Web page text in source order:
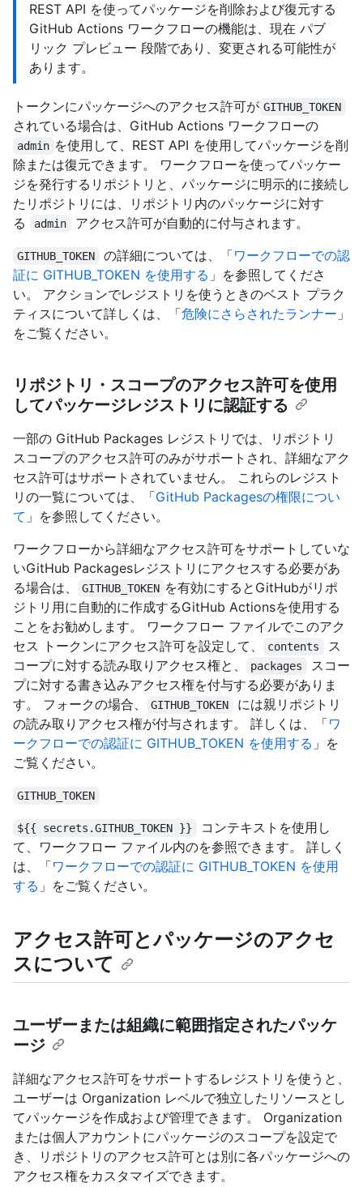
REST API を使ってパッケージを削除および復元する
GitHub Actions ワークフローの機能は、現在 パブ
リック プレビュー 段階であり、変更される可能性が
あります。
トークンにパッケージへのアクセス許可が GITHUB_TOKEN
されている場合は、GitHub Actions ワークフローの
admin を使用して、REST API を使用してパッケージを削
除または復元できます。 ワークフローを使ってパッケー
ジを発行するリポジトリと、パッケージに明示的に接続し
たリポジトリには、リポジトリ内のパッケージに対す
る
admin アクセス許可が自動的に付与されます。
GITHUB_TOKEN の詳細については、「ワークフローでの認
証に GITHUB_TOKEN を使用する 」を参照してくださ
い。 アクションでレジストリを使うときのベスト プラク
ティスについて詳しくは、「危険にさらされたランナー 」
をご覧ください。
リポジトリ・スコープのアクセス許可を使用
してパッケージレジストリに認証する
一部の GitHub Packages レジストリでは、リポジトリ
スコープのアクセス許可のみがサポートされ、詳細なアク
セス許可はサポートされていません。 これらのレジスト
リの一覧については、「GitHub Packagesの権限につい
て 」を参照してください。
ワークフローから詳細なアクセス許可をサポートしていな
いGitHub Packagesレジストリにアクセスする必要があ
る場合は、
GITHUB_TOKEN を有効にするとGitHubがリポ
ジトリ用に自動的に作成するGitHub Actionsを使用する
ことをお勧めします。 ワークフロー ファイルでこのアク
セス トークンにアクセス許可を設定して、
contents
ス
コープに対する読み取りアクセス権と、
packages
スコー
プに対する書き込みアクセス権を付与する必要がありま
す。 フォークの場合、
GITHUB_TOKEN
には親リポジトリ
の読み取りアクセス権が付与されます。 詳しくは、「ワ
ークフローでの認証に GITHUB_TOKEN を使用する 」を
ご覧ください。
GITHUB_TOKEN
${{ secrets.GITHUB_TOKEN }}
コンテキストを使用し
て、ワークフロー ファイル内のを参照できます。 詳しく
は、「ワークフローでの認証に GITHUB_TOKEN を使用
する 」をご覧ください。
アクセス許可とパッケージのアクセ
スについて
ユーザーまたは組織に範囲指定されたパッケ
ージ
詳細なアクセス許可をサポートするレジストリを使うと、
ユーザーは Organization レベルで独立したリソースとし
てパッケージを作成および管理できます。 Organization
または個人アカウントにパッケージのスコープを設定で
き、リポジトリのアクセス許可とは別に各パッケージへの
アクセス権をカスタマイズできます。